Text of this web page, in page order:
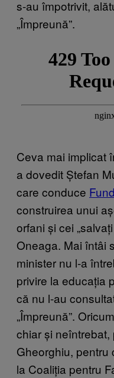
s-au împotrivit,
„Împreună”.
Ceva mai implicat
a dovedit Ștefan
care conduce
construirea unui
orfani și cei
Oneaga. Mai întâi
minister nu l-a
privire la educația
că nu l-au
„Împreună”.
chiar și
Gheorghiu, pentru
la Coaliția pentru